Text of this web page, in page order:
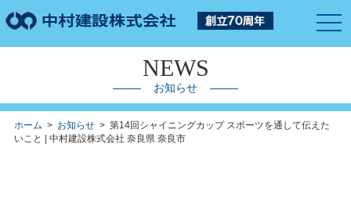
NEWS
お知らせ
ホーム > お知らせ> 第14回シャイニングカップ スポーツを通して伝えた
いこと | 中村建設株式会社 奈良県 奈良市